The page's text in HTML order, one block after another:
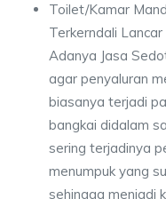
Toilet/Kamar
Terkerndali
Adanya Jasa
agar penyaluran
biasanya terjadi
bangkai didalam
sering terjadinya
menumpuk yang
sehingga menjadi